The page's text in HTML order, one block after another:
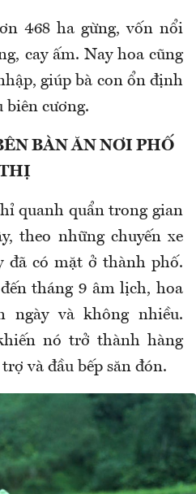
468 ha gừng, vốn nổi
cay ấm. Nay hoa cũng
giúp bà con ổn định
biên cương.
BÀN ĂN NƠI PHỐ
quanh quẩn trong gian
theo những chuyến xe
đã có mặt ở thành phố.
tháng 9 âm lịch, hoa
ngày và không nhiều.
nó trở thành hàng
trợ và đầu bếp săn đón.